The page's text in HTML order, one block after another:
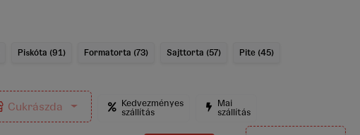
Piskóta (91) Formatorta (73) Sajttorta (57) Pite (45)
Cukrászda
Kedvezményes
szállítás
Mai
szállítás